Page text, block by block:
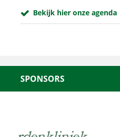
Bekijk hier onze agenda
SPONSORS